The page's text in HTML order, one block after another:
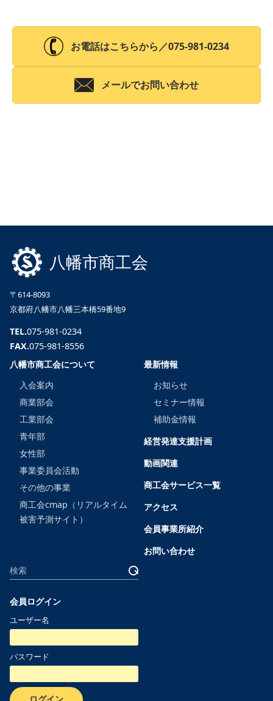
お電話はこちらから／075-981-0234
メールでお問い合わせ
八幡市商工会
〒614-8093
京都府八幡市八幡三本橋59番地9
TEL.075-981-0234
FAX.075-981-8556
八幡市商工会について
入会案内
商業部会
工業部会
青年部
女性部
事業委員会活動
その他の事業
商工会cmap（リアルタイム
被害予測サイト）
最新情報
お知らせ
セミナー情報
補助金情報
経営発達支援計画
動画関連
商工会サービス一覧
アクセス
会員事業所紹介
お問い合わせ
サ
イ
内
検
検
会員ログイン
ユーザー名
パスワード
ログイン